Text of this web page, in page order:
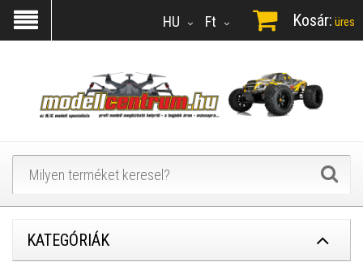
Ft
HU Kosár: üres
KATEGÓRIÁK